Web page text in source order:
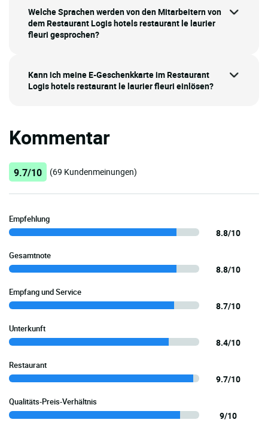
Welche Sprachen werden von den Mitarbeitern von
dem Restaurant Logis hotels restaurant le laurier
fleuri gesprochen?
Kann ich meine E-Geschenkkarte im Restaurant
Logis hotels restaurant le laurier fleuri einlösen?
Kommentar
9.7/10 (69 Kundenmeinungen)
Empfehlung
8.8/10
Gesamtnote
8.8/10
Empfang und Service
8.7/10
Unterkunft
8.4/10
Restaurant
9.7/10
Qualitäts-Preis-Verhältnis
9/10